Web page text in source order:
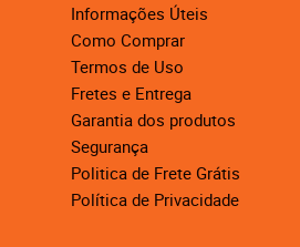
Informações Úteis
Como Comprar
Termos de Uso
Fretes e Entrega
Garantia dos produtos
Segurança
Politica de Frete Grátis
Política de Privacidade